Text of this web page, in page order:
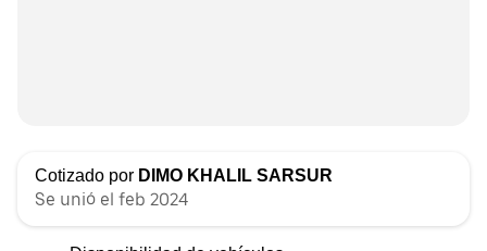
Cotizado por DIMO KHALIL SARSUR
Se unió el feb 2024